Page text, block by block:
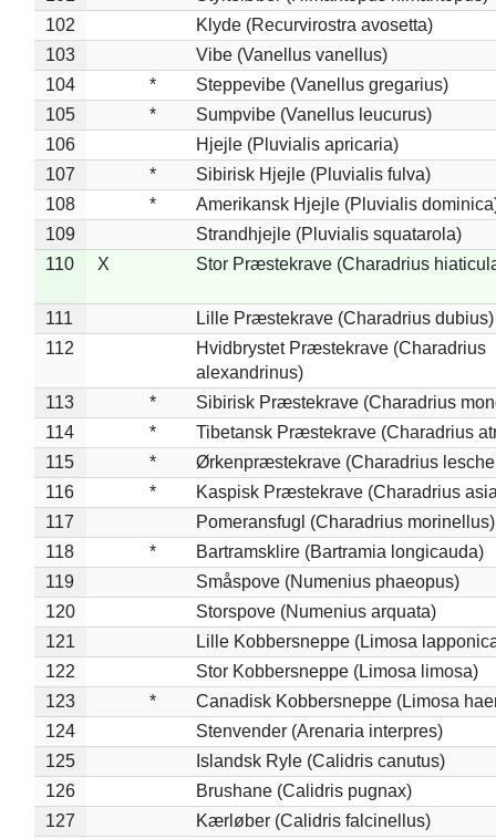
102
Klyde (Recurvirostra avosetta)
103
Vibe (Vanellus vanellus)
104
*
Steppevibe (Vanellus gregarius)
105
*
Sumpvibe (Vanellus leucurus)
106
Hjejle (Pluvialis apricaria)
107
*
Sibirisk Hjejle (Pluvialis fulva)
108
*
Amerikansk Hjejle (Pluvialis
109
Strandhjejle (Pluvialis squatarola)
110
X Stor Præstekrave (Charadrius
111
Lille Præstekrave (Charadrius dubius)
112
Hvidbrystet Præstekrave (Charadrius
alexandrinus)
113
*
Sibirisk Præstekrave (Charadrius
114
*
Tibetansk Præstekrave (Charadrius
115
*
Ørkenpræstekrave (Charadrius
116
*
Kaspisk Præstekrave (Charadrius
117
Pomeransfugl (Charadrius morinellus)
118
*
Bartramsklire (Bartramia longicauda)
119
Småspove (Numenius phaeopus)
120
Storspove (Numenius arquata)
121
Lille Kobbersneppe (Limosa
122
Stor Kobbersneppe (Limosa limosa)
123
*
Canadisk Kobbersneppe (Limosa
124
Stenvender (Arenaria interpres)
125
Islandsk Ryle (Calidris canutus)
126
Brushane (Calidris pugnax)
127
Kærløber (Calidris falcinellus)